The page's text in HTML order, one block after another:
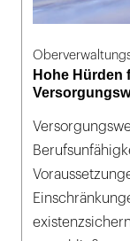
Hohe Hürden